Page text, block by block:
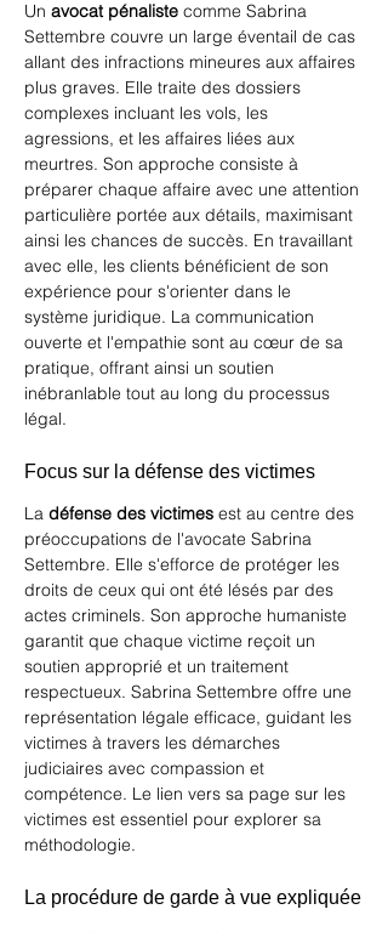
Un avocat pénaliste comme Sabrina
Settembre couvre un large éventail de cas
allant des infractions mineures aux affaires
plus graves. Elle traite des dossiers
complexes incluant les vols, les
agressions, et les affaires liées aux
meurtres. Son approche consiste à
préparer chaque affaire avec une attention
particulière portée aux détails, maximisant
ainsi les chances de succès. En travaillant
avec elle, les clients bénéficient de son
expérience pour s'orienter dans le
système juridique. La communication
ouverte et l'empathie sont au cœur de sa
pratique, offrant ainsi un soutien
inébranlable tout au long du processus
légal.
Focus sur la défense des victimes
La défense des victimes est au centre des
préoccupations de l'avocate Sabrina
Settembre. Elle s'efforce de protéger les
droits de ceux qui ont été lésés par des
actes criminels. Son approche humaniste
garantit que chaque victime reçoit un
soutien approprié et un traitement
respectueux. Sabrina Settembre offre une
représentation légale efficace, guidant les
victimes à travers les démarches
judiciaires avec compassion et
compétence. Le lien vers sa page sur les
victimes est essentiel pour explorer sa
méthodologie.
La procédure de garde à vue expliquée